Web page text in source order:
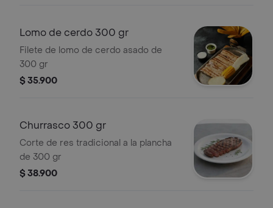
Lomo de cerdo 300 gr
Filete de lomo de cerdo asado de
300 gr
$ 35.900
Churrasco 300 gr
Corte de res tradicional a la plancha
de 300 gr
$ 38.900